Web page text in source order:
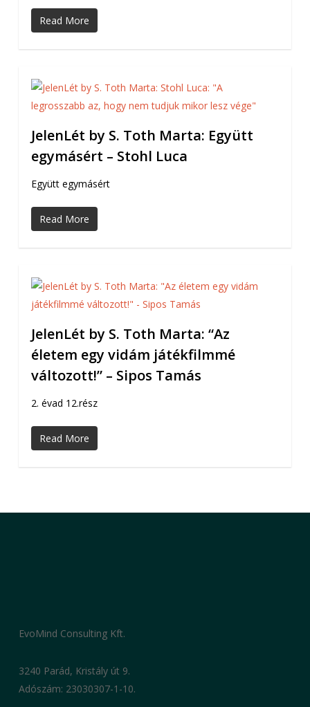
Read More
JelenLét by S. Toth Marta: Együtt
egymásért – Stohl Luca
Együtt egymásért
Read More
JelenLét by S. Toth Marta: “Az
életem egy vidám játékfilmmé
változott!” – Sipos Tamás
2. évad 12.rész
Read More
EvoMind Consulting Kft.
3240 Parád, Kristály út 9.
Adószám: 23030307-1-10.